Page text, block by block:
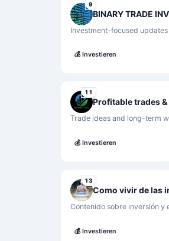
9
BINARY TRADE
Investment-focused
💰 Investieren
11
Profitable trades
Trade ideas and long-term
💰 Investieren
13
Como vivir de las
Contenido sobre inversión y
💰 Investieren